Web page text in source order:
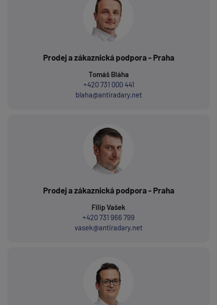
Prodej a zákaznická podpora - Praha
Tomáš Bláha
+420 731 000 441
blaha@antiradary.net
Prodej a zákaznická podpora - Praha
Filip Vašek
+420 731 966 799
vasek@antiradary.net